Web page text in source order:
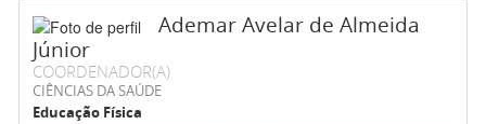
Ademar Avelar de Almeida
Júnior
COORDENADOR(A)
CIÊNCIAS DA SAÚDE
Educação Física